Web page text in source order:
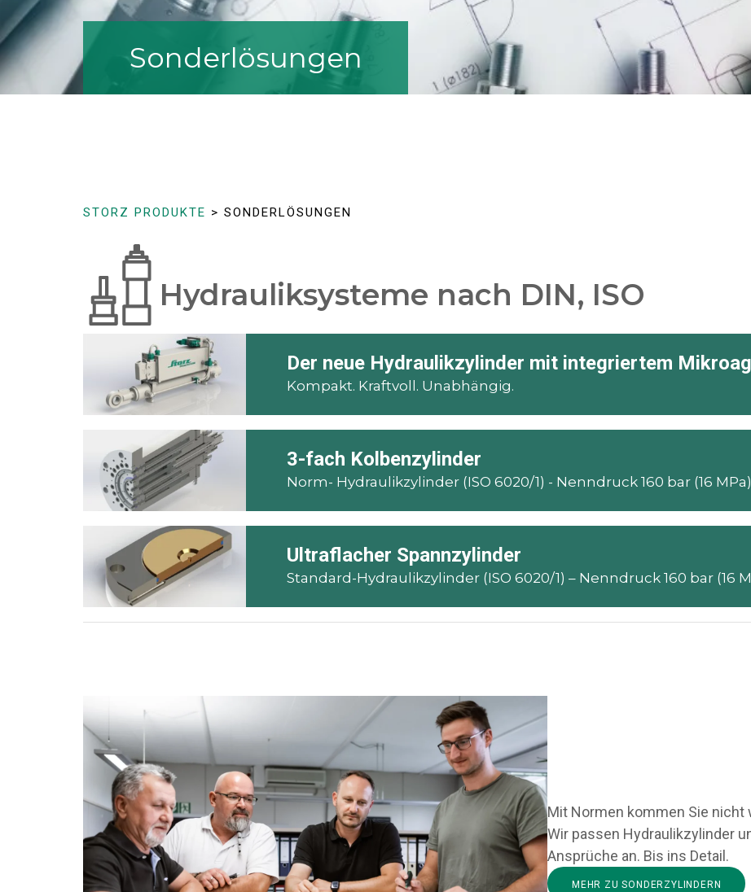
Sonderlösungen
STORZ PRODUKTE > SONDERLÖSUNGEN
Hydrauliksysteme nach DIN, ISO
Der neue Hydraulikzylinder mit integriertem
Kompakt. Kraftvoll. Unabhängig.
3-fach Kolbenzylinder
Norm- Hydraulikzylinder (ISO 6020/1) - Nenndruck 160 bar (16 MPa)
Ultraflacher Spannzylinder
Standard-Hydraulikzylinder (ISO 6020/1) – Nenndruck 160 bar (16
Mit Normen kommen Sie nicht
Wir passen Hydraulikzylinder
Ansprüche an. Bis ins Detail.
MEHR ZU SONDERZYLINDERN